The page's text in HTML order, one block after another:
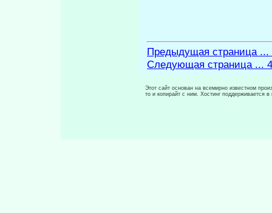
Предыдущая страница ...
Следующая страница ...
Этот сайт основан на всемирно известном
то и копирайт с ним. Хостинг поддерживается